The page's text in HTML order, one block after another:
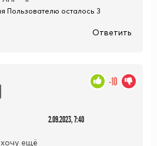
Пользователю осталось 3
Ответить
2.09.2023, 7:40
ещё
-10